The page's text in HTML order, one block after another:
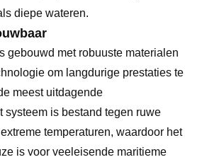
diepe wateren.
gebouwd met robuuste materialen
om langdurige prestaties te
meest uitdagende
systeem is bestand tegen ruwe
temperaturen, waardoor het
is voor veeleisende maritieme